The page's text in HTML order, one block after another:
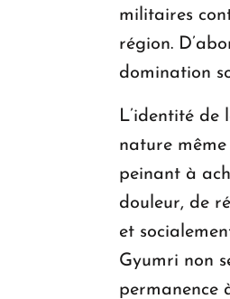
militaires
région.
domination
L’identité de
nature même
peinant à
douleur, de
et
Gyumri non
permanence